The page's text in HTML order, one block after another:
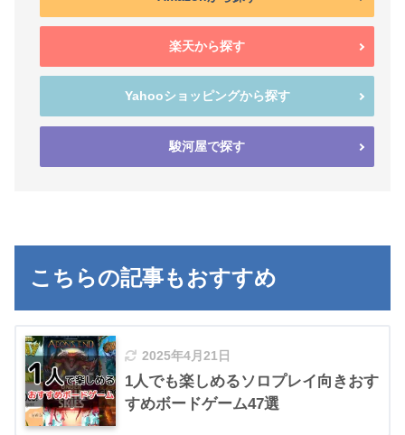
楽天から探す
Yahooショッピングから探す
駿河屋で探す
こちらの記事もおすすめ
2025年4月21日
1人でも楽しめるソロプレイ向きおす
すめボードゲーム47選